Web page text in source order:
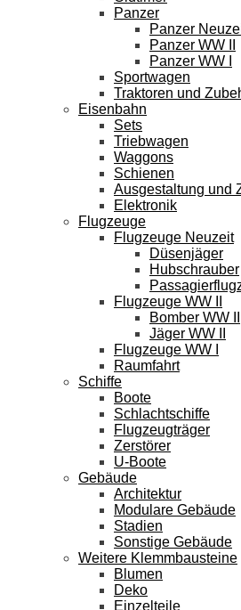
Panzer
Panzer
Panzer WW II
Panzer WW I
Sportwagen
Traktoren und
Eisenbahn
Sets
Triebwagen
Waggons
Schienen
Ausgestaltung und
Elektronik
Flugzeuge
Flugzeuge Neuzeit
Düsenjäger
Hubschrauber
Flugzeuge WW II
Bomber WW II
Jäger WW II
Flugzeuge WW I
Raumfahrt
Schiffe
Boote
Schlachtschiffe
Flugzeugträger
Zerstörer
U-Boote
Gebäude
Architektur
Modulare Gebäude
Stadien
Sonstige Gebäude
Weitere Klemmbausteine
Blumen
Deko
Einzelteile